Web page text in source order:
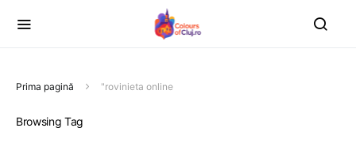
Prima pagină "rovinieta online
Browsing Tag